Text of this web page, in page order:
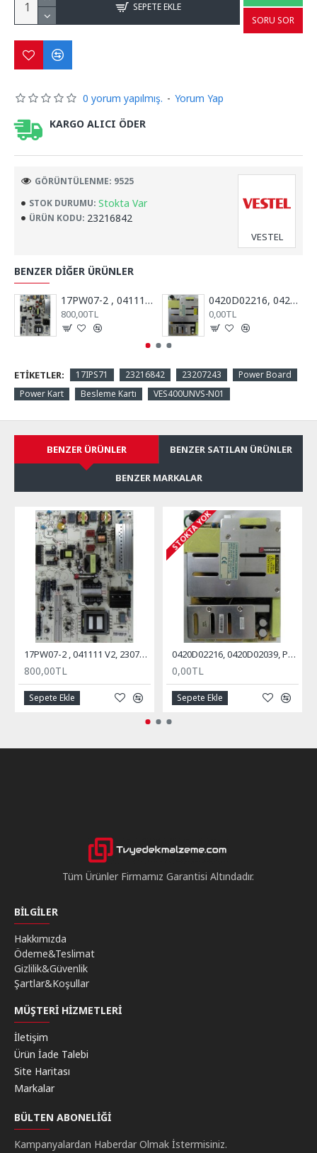
KARGO ALICI ÖDER
STOK DURUMU: Stokta Var
ÜRÜN KODU: 23216842
VESTEL
GÖRÜNTÜLENME: 9525
0 yorum yapılmış. - Yorum Yap
SEPETE EKLE
SORU SOR
BENZER DIĞER ÜRÜNLER
17PW07-2 , 041111 V2, 23075469, Power Board, Vestel, 39PF5025, 39PF5065
800,00TL
0420D02216, 0420D02039, Power Board, Besleme Kartı, VESTEL, Millenium
0,00TL
ETIKETLER: 17IPS71 23216842 23207243
Power Board
Power Kart
Besleme Kartı VES400UNVS-N01
BENZER ÜRÜNLER BENZER SATILAN ÜRÜNLER
BENZER MARKALAR
17PW07-2 , 041111 V2, 23075469, Power Board, Vestel, 39PF5025, 39PF5065
800,00TL
Sepete Ekle
STOKTA YOK
0420D02216, 0420D02039, Power Board, Besleme Kartı, VESTEL, Millenium
0,00TL
Sepete Ekle
Tüm Ürünler Firmamız Garantisi Altındadır.
BILGILER
Hakkımızda
Ödeme&Teslimat
Gizlilik&Güvenlik
Şartlar&Koşullar
MÜŞTERI HIZMETLERI
İletişim
Ürün İade Talebi
Site Haritası
Markalar
BÜLTEN ABONELIĞI
Kampanyalardan Haberdar Olmak İstermisiniz.